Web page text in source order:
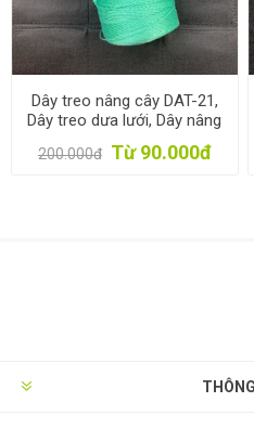
Dây treo nâng cây DAT-21,
Dây treo dưa lưới, Dây nâng
dưa leo, Dây treo cà chua,
Nho
200.000đ Từ 90.000đ